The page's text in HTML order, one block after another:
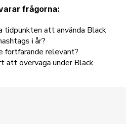
frågorna:
tidpunkten att använda Black
i år?
fortfarande relevant?
att överväga under Black